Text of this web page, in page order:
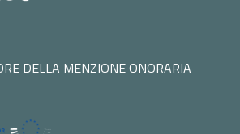
DELLA MENZIONE ONORARIA